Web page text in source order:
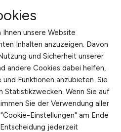
und
unsere Website
Inhalten anzuzeigen. Davon
und Sicherheit unserer
andere Cookies dabei helfen,
Funktionen anzubieten. Sie
Statistikzwecken. Wenn Sie auf
Sie der Verwendung aller
Einstellungen" am Ende
jederzeit